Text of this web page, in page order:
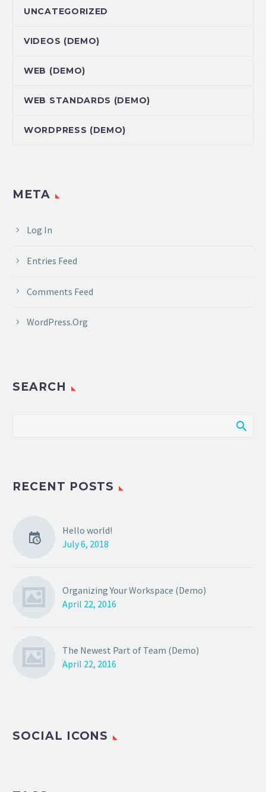
UNCATEGORIZED
VIDEOS (DEMO)
WEB (DEMO)
WEB STANDARDS (DEMO)
WORDPRESS (DEMO)
META
Log In
Entries Feed
Comments Feed
WordPress.org
SEARCH
RECENT POSTS
Hello world!
July 6, 2018
Organizing Your Workspace (Demo)
April 22, 2016
The Newest Part of Team (Demo)
April 22, 2016
SOCIAL ICONS